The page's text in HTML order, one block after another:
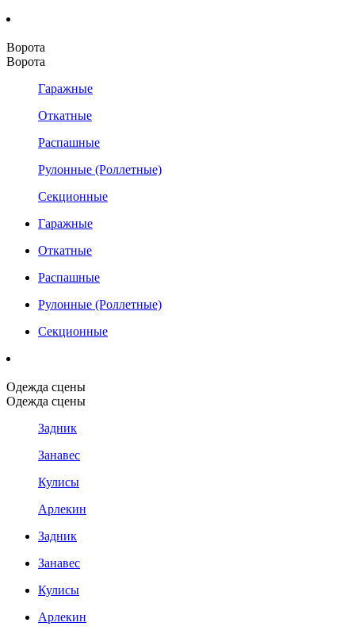
Ворота
Ворота
Гаражные
Откатные
Распашные
Рулонные (Роллетные)
Секционные
Гаражные
Откатные
Распашные
Рулонные (Роллетные)
Секционные
Одежда сцены
Одежда сцены
Задник
Занавес
Кулисы
Арлекин
Задник
Занавес
Кулисы
Арлекин